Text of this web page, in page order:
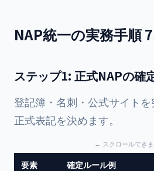
NAP統一の実務手順
ステップ1: 正式NAPの確
登記簿・名刺・公式サイト
正式表記を決めます。
要素 確定ルール例